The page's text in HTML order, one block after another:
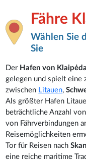
Fähre
Wählen Sie
Sie
Der Hafen von Klaipėda
gelegen und spielt eine
zwischen Litauen,
Als größter Hafen
beträchtliche Anzahl
von Fährverbindungen
Reisemöglichkeiten
Tor für Reisen nach
eine reiche maritime